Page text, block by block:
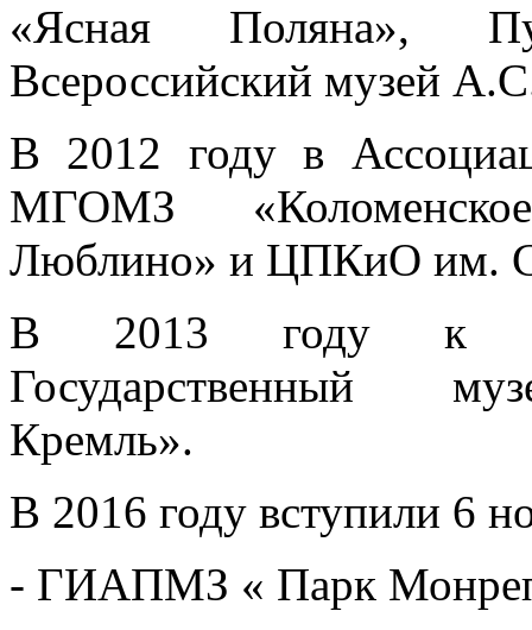
«Ясная Поляна»,
Всероссийский музей
В 2012 году в
МГОМЗ
Люблино» и ЦПКиО им.
В 2013 году к
Государственный
Кремль».
В 2016 году вступили 6
- ГИАПМЗ « Парк